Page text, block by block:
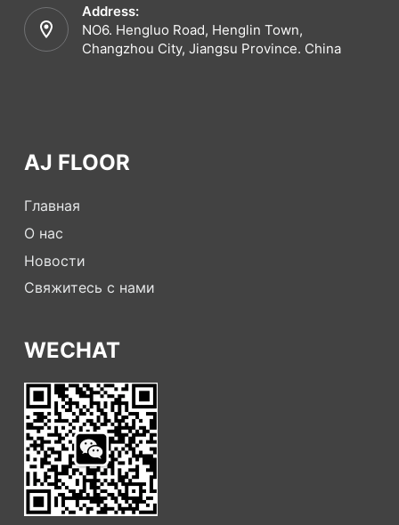
Address:
NO6. Hengluo Road, Henglin Town,
Changzhou City, Jiangsu Province. China
AJ FLOOR
Главная
О нас
Новости
Свяжитесь с нами
WECHAT